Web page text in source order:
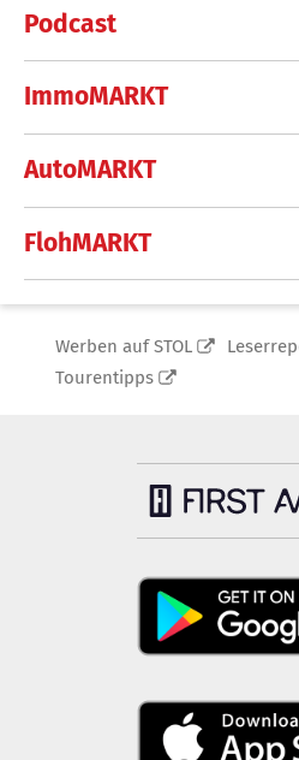
Podcast
ImmoMARKT
AutoMARKT
FlohMARKT
Werben auf STOL
Tourentipps